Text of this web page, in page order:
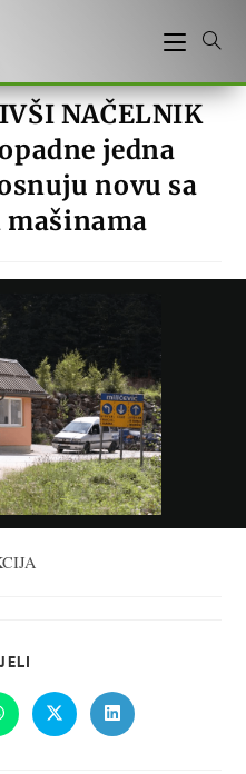
NAČELNIK
jedna
novu sa
CONTENT
Opens
in
Opens
in